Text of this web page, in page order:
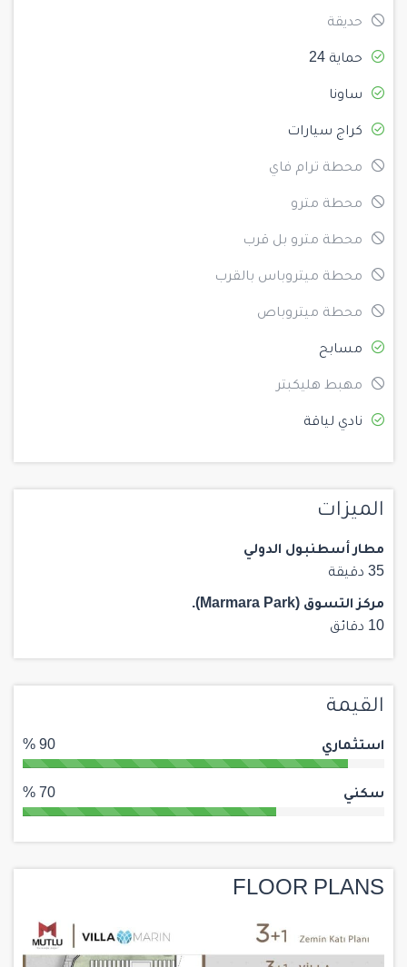
حديقة
حماية 24
ساونا
كراج سيارات
محطة ترام فاي
محطة مترو
محطة مترو بل قرب
محطة ميتروباس بالقرب
محطة ميتروباص
مسابح
مهبط هليكبتر
نادي لياقة
الميزات
مطار أسطنبول الدولي
35 دقيقة
مركز التسوق (Marmara Park).
10 دقائق
القيمة
استثماري 90 %
سكني 70 %
FLOOR PLANS